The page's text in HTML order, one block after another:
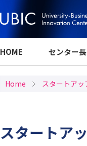
HOME センター
Home スタートア
スタートア